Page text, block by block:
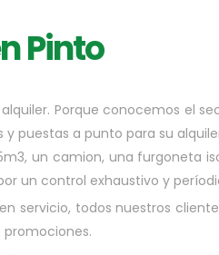
Pinto
Porque conocemos el
puestas a punto para su
un camion, una furgoneta
un control exhaustivo y
servicio, todos nuestros